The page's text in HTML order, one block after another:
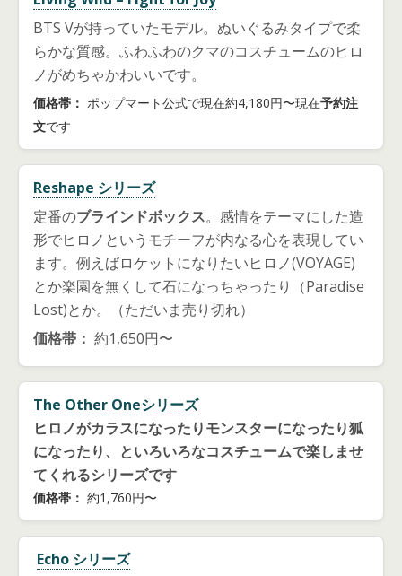
BTS Vが持っていたモデル。ぬいぐるみタイプで柔
らかな質感。ふわふわのクマのコスチュームのヒロ
ノがめちゃかわいいです。
価格帯： ポップマート公式で現在約4,180円〜現在予約注
文です
Reshape シリーズ
定番のブラインドボックス。感情をテーマにした造
形でヒロノというモチーフが内なる心を表現してい
ます。例えばロケットになりたいヒロノ(VOYAGE)
とか楽園を無くして石になっちゃったり（Paradise
Lost)とか。（ただいま売り切れ）
価格帯： 約1,650円〜
The Other Oneシリーズ
ヒロノがカラスになったりモンスターになったり狐
になったり、といろいろなコスチュームで楽しませ
てくれるシリーズです
価格帯： 約1,760円〜
Echo シリーズ